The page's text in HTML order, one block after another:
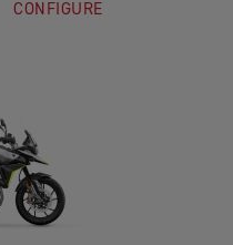
CONFIGURE